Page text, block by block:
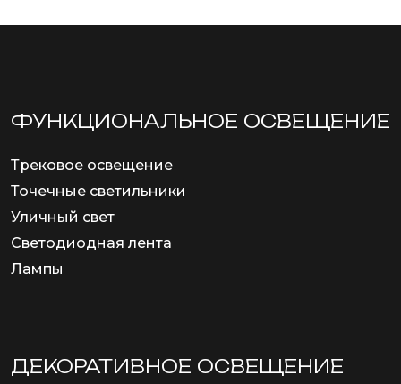
ФУНКЦИОНА­ЛЬНОЕ ОСВЕЩЕНИЕ
Трековое освещение
Точечные светильники
Уличный свет
Светодиодная лента
Лампы
ДЕКОРАТИВНОЕ ОСВЕЩЕНИЕ